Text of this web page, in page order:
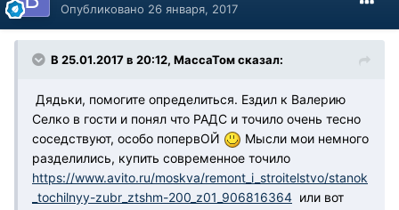
Опубликовано 26 января, 2017
В 25.01.2017 в 20:12, МассаТом сказал:
Дядьки, помогите определиться. Ездил к Валерию
Селко в гости и понял что РАДС и точило очень тесно
соседствуют, особо попервОЙ
Мысли мои немного
разделились, купить современное точило
https://www.avito.ru/moskva/remont_i_stroitelstvo/stanok
_tochilnyy-zubr_ztshm-200_z01_906816364 или вот